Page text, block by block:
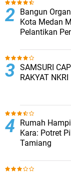
Bangun
Kota Medan
Pelantikan
SAMSURI
RAKYAT NKRI
Rumah
Kara: Potret
Tamiang